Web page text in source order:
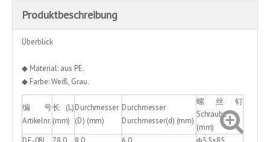
Produktbeschreibung
Überblick
◆ Material: aus PE.
◆ Farbe: Weiß, Grau.
编 号
Artikelnr.
长(L)
(mm)
Durchmesser
(D) (mm)
Durchmesser
Durchmesser(d) (mm)
螺丝钉
Schraube
(mm)